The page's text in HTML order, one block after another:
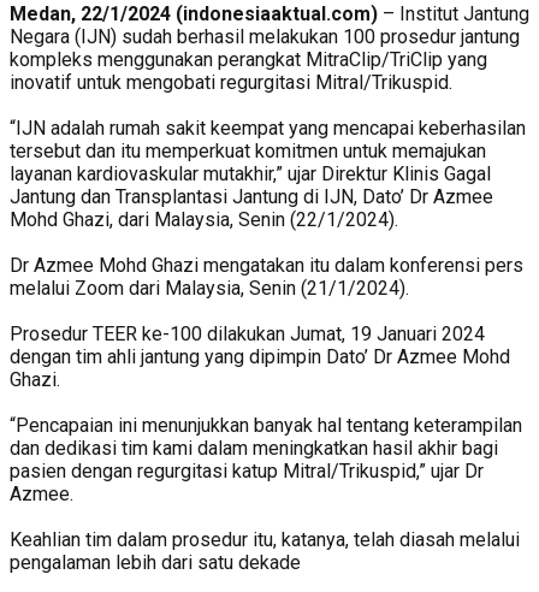
Medan, 22/1/2024 (indonesiaaktual.com) – Institut Jantung
Negara (IJN) sudah berhasil melakukan 100 prosedur jantung
kompleks menggunakan perangkat MitraClip/TriClip yang
inovatif untuk mengobati regurgitasi Mitral/Trikuspid.
“IJN adalah rumah sakit keempat yang mencapai keberhasilan
tersebut dan itu memperkuat komitmen untuk memajukan
layanan kardiovaskular mutakhir,” ujar Direktur Klinis Gagal
Jantung dan Transplantasi Jantung di IJN, Dato’ Dr Azmee
Mohd Ghazi, dari Malaysia, Senin (22/1/2024).
Dr Azmee Mohd Ghazi mengatakan itu dalam konferensi pers
melalui Zoom dari Malaysia, Senin (21/1/2024).
Prosedur TEER ke-100 dilakukan Jumat, 19 Januari 2024
dengan tim ahli jantung yang dipimpin Dato’ Dr Azmee Mohd
Ghazi.
“Pencapaian ini menunjukkan banyak hal tentang keterampilan
dan dedikasi tim kami dalam meningkatkan hasil akhir bagi
pasien dengan regurgitasi katup Mitral/Trikuspid,” ujar Dr
Azmee.
Keahlian tim dalam prosedur itu, katanya, telah diasah melalui
pengalaman lebih dari satu dekade